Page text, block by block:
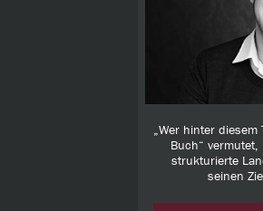
„Wer hinter diesem
Buch“
strukturierte
seinen